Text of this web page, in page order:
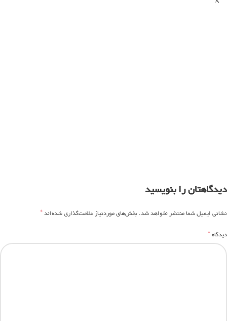
دیدگاهتان را بنویسید
نشانی ایمیل شما منتشر نخواهد شد.بخش‌های موردنیاز علامت‌گذاری شده‌اند*
دیدگاه*